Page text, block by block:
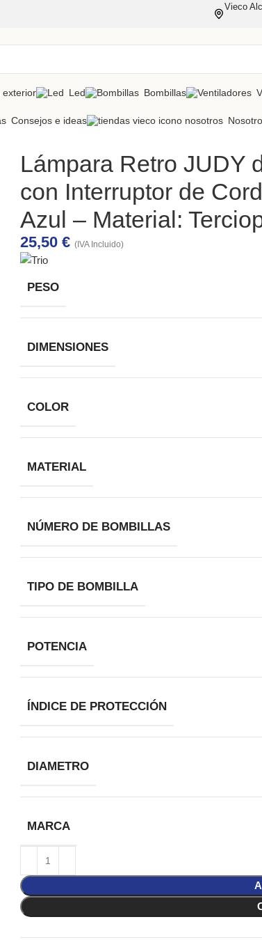
Vieco
exterior Led Bombillas
Consejos e ideas
Lámpara Retro JUDY
con Interruptor de
Azul – Material:
25,50 € (IVA Incluido)
PESO
DIMENSIONES
COLOR
MATERIAL
NÚMERO DE BOMBILLAS
TIPO DE BOMBILLA
POTENCIA
ÍNDICE DE PROTECCIÓN
DIAMETRO
MARCA